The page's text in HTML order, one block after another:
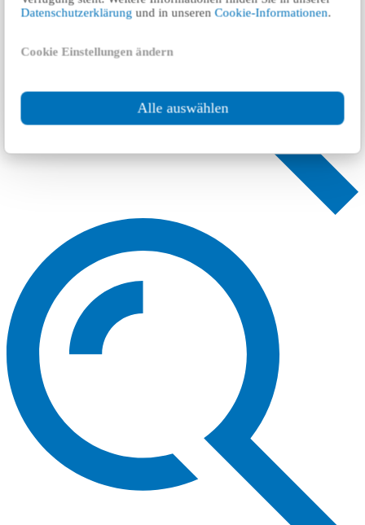
Datenschutzerklärung und in unserenCookie-Informationen.
Cookie Einstellungen ändern
Alle auswählen